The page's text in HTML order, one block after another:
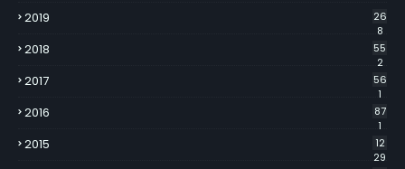
2019
26
8
2018
55
2
2017
56
1
2016
87
1
2015
12
29